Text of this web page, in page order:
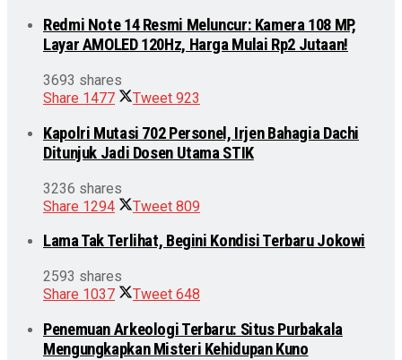
Redmi Note 14 Resmi Meluncur: Kamera 108 MP,
Layar AMOLED 120Hz, Harga Mulai Rp2 Jutaan!
3693 shares
Share 1477 Tweet 923
Kapolri Mutasi 702 Personel, Irjen Bahagia Dachi
Ditunjuk Jadi Dosen Utama STIK
3236 shares
Share 1294 Tweet 809
Lama Tak Terlihat, Begini Kondisi Terbaru Jokowi
2593 shares
Share 1037 Tweet 648
Penemuan Arkeologi Terbaru: Situs Purbakala
Mengungkapkan Misteri Kehidupan Kuno